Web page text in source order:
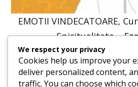
EMOTII VINDECATOARE,
Spiritualitate –
52,86lei
We respect your privacy
Cookies help us improve your
deliver personalized content,
traffic. You can choose which